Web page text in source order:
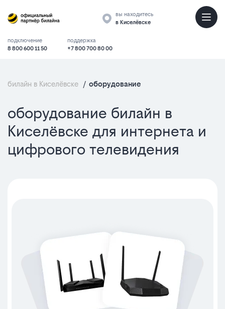
вы находитесь
в Киселёвске
подключение
8 800 600 11 50
поддержка
+7 800 700 80 00
билайн в Киселёвске / оборудование
оборудование билайн в
Киселёвске для интернета и
цифрового телевидения